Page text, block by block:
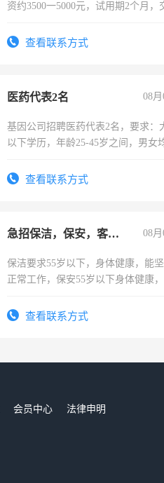
资约3500一5000元，试用期2个月，
查看联系方式
医药代表2名 08月
基因公司招聘医药代表2名，要求：
以下学历，年龄25-45岁之间，男女
表或者有医学资质的优先，底薪+绩
查看联系方式
急招保洁，保安，客服，工程 08月
保洁要求55岁以下，身体健康，能
正常工作，保安55岁以下身体健康
录，客服要求45岁以下高中以上文化
查看联系方式
会员中心
法律申明